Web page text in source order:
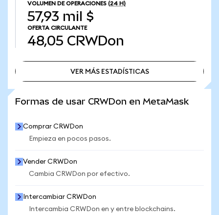
VOLUMEN DE OPERACIONES (24 H)
57,93 mil $
OFERTA CIRCULANTE
48,05 CRWDon
VER MÁS ESTADÍSTICAS
Formas de usar CRWDon en MetaMask
Comprar CRWDon
Empieza en pocos pasos.
Vender CRWDon
Cambia CRWDon por efectivo.
Intercambiar CRWDon
Intercambia CRWDon en y entre blockchains.